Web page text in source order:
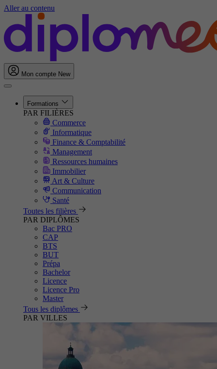
Aller au contenu
Mon compte New
Formations
PAR FILIÈRES
Commerce
Informatique
Finance & Comptabilité
Management
Ressources humaines
Immobilier
Art & Culture
Communication
Santé
Toutes les filières
PAR DIPLÔMES
Bac PRO
CAP
BTS
BUT
Prépa
Bachelor
Licence
Licence Pro
Master
Tous les diplômes
PAR VILLES